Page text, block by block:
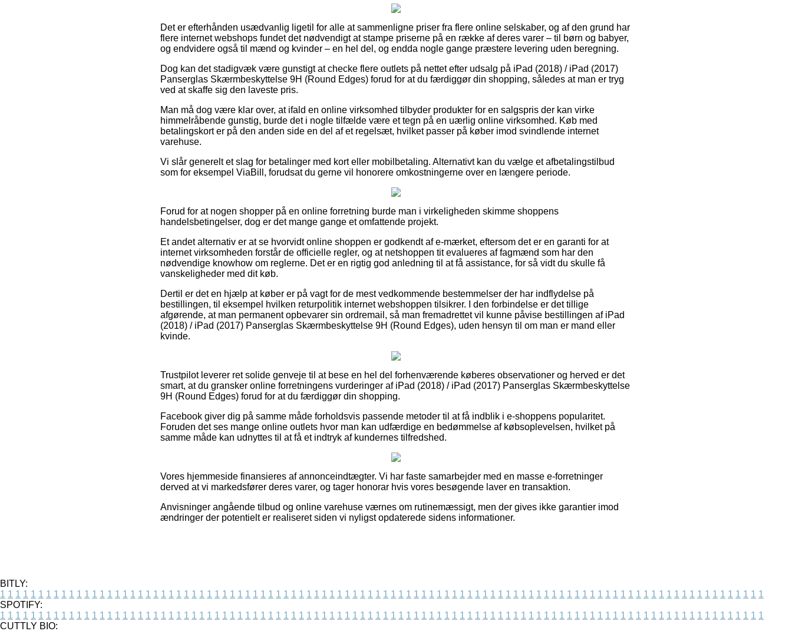
Det er efterhånden usædvanlig ligetil for alle at sammenligne priser fra flere online selskaber, og af den grund har
flere internet webshops fundet det nødvendigt at stampe priserne på en række af deres varer – til børn og babyer,
og endvidere også til mænd og kvinder – en hel del, og endda nogle gange præstere levering uden beregning.
Dog kan det stadigvæk være gunstigt at checke flere outlets på nettet efter udsalg på iPad (2018) / iPad (2017)
Panserglas Skærmbeskyttelse 9H (Round Edges) forud for at du færdiggør din shopping, således at man er tryg
ved at skaffe sig den laveste pris.
Man må dog være klar over, at ifald en online virksomhed tilbyder produkter for en salgspris der kan virke
himmelråbende gunstig, burde det i nogle tilfælde være et tegn på en uærlig online virksomhed. Køb med
betalingskort er på den anden side en del af et regelsæt, hvilket passer på køber imod svindlende internet
varehuse.
Vi slår generelt et slag for betalinger med kort eller mobilbetaling. Alternativt kan du vælge et afbetalingstilbud
som for eksempel ViaBill, forudsat du gerne vil honorere omkostningerne over en længere periode.
Forud for at nogen shopper på en online forretning burde man i virkeligheden skimme shoppens
handelsbetingelser, dog er det mange gange et omfattende projekt.
Et andet alternativ er at se hvorvidt online shoppen er godkendt af e-mærket, eftersom det er en garanti for at
internet virksomheden forstår de officielle regler, og at netshoppen tit evalueres af fagmænd som har den
nødvendige knowhow om reglerne. Det er en rigtig god anledning til at få assistance, for så vidt du skulle få
vanskeligheder med dit køb.
Dertil er det en hjælp at køber er på vagt for de mest vedkommende bestemmelser der har indflydelse på
bestillingen, til eksempel hvilken returpolitik internet webshoppen tilsikrer. I den forbindelse er det tillige
afgørende, at man permanent opbevarer sin ordremail, så man fremadrettet vil kunne påvise bestillingen af iPad
(2018) / iPad (2017) Panserglas Skærmbeskyttelse 9H (Round Edges), uden hensyn til om man er mand eller
kvinde.
Trustpilot leverer ret solide genveje til at bese en hel del forhenværende køberes observationer og herved er det
smart, at du gransker online forretningens vurderinger af iPad (2018) / iPad (2017) Panserglas Skærmbeskyttelse
9H (Round Edges) forud for at du færdiggør din shopping.
Facebook giver dig på samme måde forholdsvis passende metoder til at få indblik i e-shoppens popularitet.
Foruden det ses mange online outlets hvor man kan udfærdige en bedømmelse af købsoplevelsen, hvilket på
samme måde kan udnyttes til at få et indtryk af kundernes tilfredshed.
Vores hjemmeside finansieres af annonceindtægter. Vi har faste samarbejder med en masse e-forretninger
derved at vi markedsfører deres varer, og tager honorar hvis vores besøgende laver en transaktion.
Anvisninger angående tilbud og online varehuse værnes om rutinemæssigt, men der gives ikke garantier imod
ændringer der potentielt er realiseret siden vi nyligst opdaterede sidens informationer.
BITLY:
1 1 1 1 1 1 1 1 1 1 1 1 1 1 1 1 1 1 1 1 1 1 1 1 1 1 1 1 1 1 1 1 1 1 1 1 1 1 1 1 1 1 1 1 1 1 1 1 1 1 1 1 1 1 1 1 1 1 1 1 1 1 1 1 1 1 1 1 1 1 1 1 1 1 1 1 1 1 1 1 1 1 1 1 1 1 1 1 1 1 1 1 1 1 1 1 1 1 1 1
SPOTIFY:
1 1 1 1 1 1 1 1 1 1 1 1 1 1 1 1 1 1 1 1 1 1 1 1 1 1 1 1 1 1 1 1 1 1 1 1 1 1 1 1 1 1 1 1 1 1 1 1 1 1 1 1 1 1 1 1 1 1 1 1 1 1 1 1 1 1 1 1 1 1 1 1 1 1 1 1 1 1 1 1 1 1 1 1 1 1 1 1 1 1 1 1 1 1 1 1 1 1 1 1
CUTTLY BIO: